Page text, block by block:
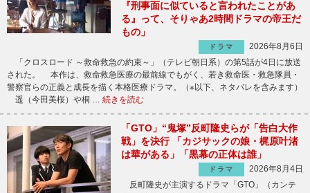
『刑事面に似ていると言われたことがあ
る』って、そりゃあ2時間ドラマの帝王だ
もの」
ドラマ
2026年8月6日
「クロスロード ～救命救急の約束～」（テレビ朝日系）の第5話が4日に放送
された。 本作は、救命救急医療の最前線でもがく、若き救命医・救急隊員・
警察官らの正義と成長を描く本格医療ドラマ。（※以下、ネタバレを含みます）
遥（今田美桜）や桐 … 続きを読む
「GTO」“鬼塚”反町隆史らが「告白大作
戦」を決行 「カジサックの娘・梶原叶渚
は華がある」「黒幕の正体は誰」
ドラマ
2026年8月4日
反町隆史が主演するドラマ「GTO」（カンテ